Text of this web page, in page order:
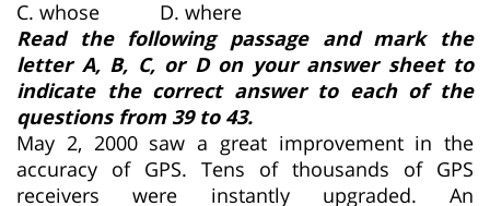
C. whose D. where
Read the following passage and mark the
letter A, B, C, or D on your answer sheet to
indicate the correct answer to each of the
questions from 39 to 43.
May 2, 2000 saw a great improvement in the
accuracy of GPS. Tens of thousands of GPS
receivers were instantly upgraded. An